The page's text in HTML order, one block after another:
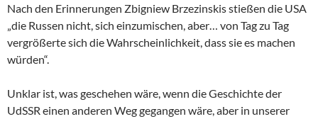
Nach den Erinnerungen Zbigniew Brzezinskis stießen die USA
„die Russen nicht, sich einzumischen, aber… von Tag zu Tag
vergrößerte sich die Wahrscheinlichkeit, dass sie es machen
würden“.
Unklar ist, was geschehen wäre, wenn die Geschichte der
UdSSR einen anderen Weg gegangen wäre, aber in unserer